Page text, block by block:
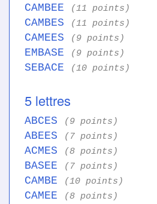
CAMBEE (11 points)
CAMBES (11 points)
CAMEES (9 points)
EMBASE (9 points)
SEBACE (10 points)
5 lettres
ABCES (9 points)
ABEES (7 points)
ACMES (8 points)
BASEE (7 points)
CAMBE (10 points)
CAMEE (8 points)